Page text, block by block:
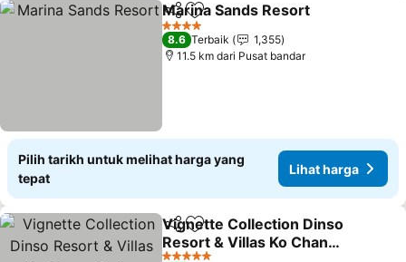
KongsiTambah ke favorit
Marina Sands Resort
4 Bintang
8.6 Terbaik
1,355
11.5 km dari Pusat bandar
Pilih tarikh untuk melihat harga yang
tepat
Lihat harga
KongsiTambah ke favorit
Vignette Collection Dinso
Resort & Villas Ko Chang